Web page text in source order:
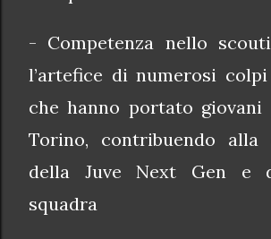
- Competenza nello
l’artefice di numerosi
che hanno portato giovani
Torino, contribuendo alla
della Juve Next Gen e
squadra